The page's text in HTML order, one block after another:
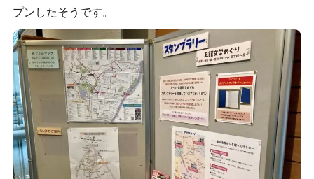
プンしたそうです。